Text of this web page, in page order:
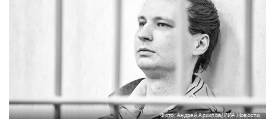
Фото: Андрей Архипов/РИА Новости